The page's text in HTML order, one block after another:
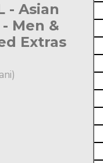
- Asian
Men &
Extras